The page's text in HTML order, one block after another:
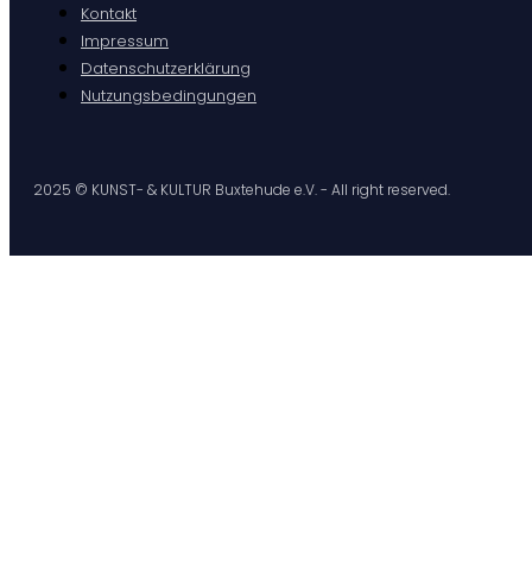
Kontakt
Impressum
Datenschutzerklärung
Nutzungsbedingungen
2025 © KUNST- & KULTUR Buxtehude e.V. - All right reserved.